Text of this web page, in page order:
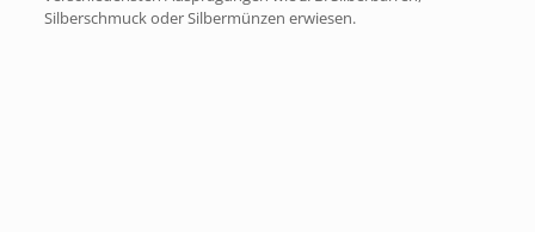
Silberschmuck oder Silbermünzen erwiesen.